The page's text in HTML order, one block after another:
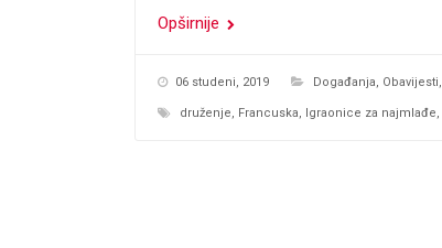
Opširnije
06 studeni, 2019 Događanja, Obavijesti,
druženje, Francuska, Igraonice za najmlađe,